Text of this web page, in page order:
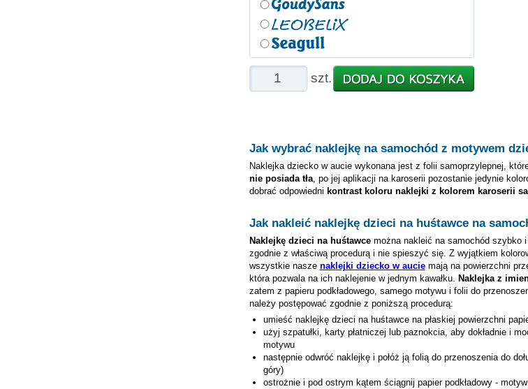
szt.
Jak wybrać naklejkę na samochód z motywem
Naklejka dziecko w aucie wykonana jest z folii samoprzylepnej,
nie posiada tła, po jej aplikacji na karoserii pozostanie jedynie
dobrać odpowiedni kontrast koloru naklejki z kolorem karoserii
Jak nakleić naklejkę dzieci na huśtawcena
Naklejkę dzieci na huśtawcemożna nakleić na samochód szybko i
zgodnie z właściwą procedurą i nie spieszyć się. Z wyjątkiem
wszystkie nasze naklejki dziecko w auciemają na powierzchni
która pozwala na ich naklejenie w jednym kawałku. Naklejka z
zatem z papieru podkładowego, samego motywu i folii do
należy postępować zgodnie z poniższą procedurą:
umieść naklejkę dzieci na huśtawcena płaskiej powierzchni
użyj szpatułki, karty płatniczej lub paznokcia, aby dokładnie i
motywu
następnie odwróć naklejkę i połóż ją folią do przenoszenia do
góry)
ostrożnie i pod ostrym kątem ściągnij papier podkładowy -